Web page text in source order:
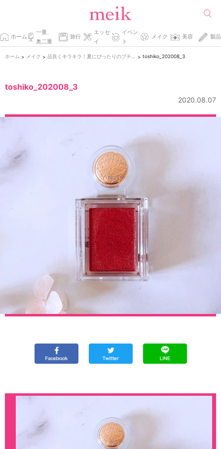
ホーム
一重、
奥二重
旅行
エッセ
イ
イベン
ト
メイク 美容 製品
ホーム > メイク > > toshiko_202008_3
toshiko_202008_3
2020.08.07